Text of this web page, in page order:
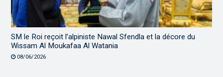
SM le Roi reçoit l’alpiniste Nawal Sfendla et la décore du
Wissam Al Moukafaa Al Watania
08/06/2026